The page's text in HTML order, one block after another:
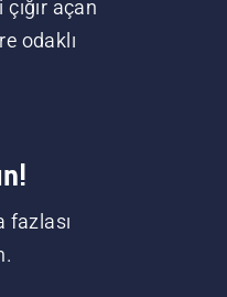
açan
odaklı
fazlası